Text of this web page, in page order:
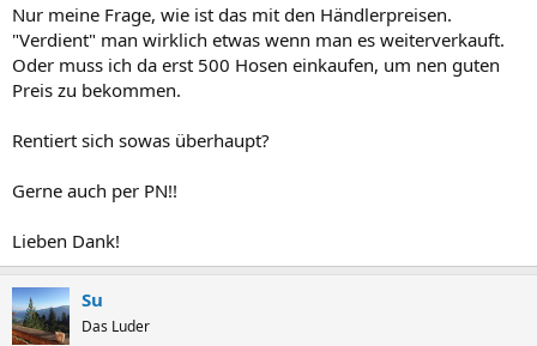
Nur meine Frage, wie ist das mit den Händlerpreisen.
"Verdient" man wirklich etwas wenn man es weiterverkauft.
Oder muss ich da erst 500 Hosen einkaufen, um nen guten
Preis zu bekommen.
Rentiert sich sowas überhaupt?
Gerne auch per PN!!
Lieben Dank!
Su
Das Luder